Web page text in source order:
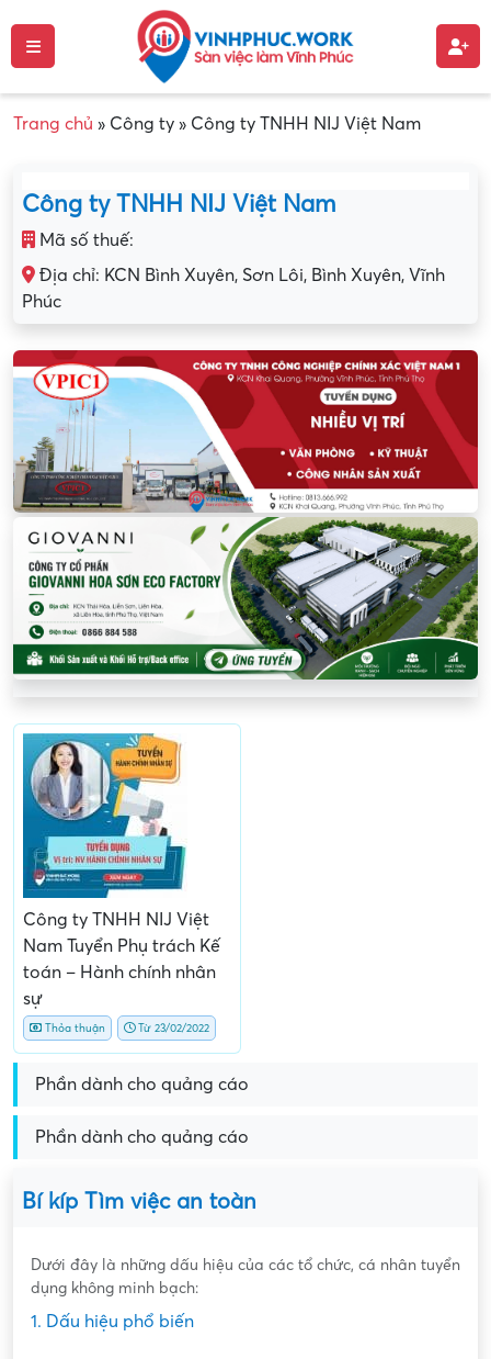
Trang chủ » Công ty » Công ty TNHH NIJ Việt Nam
Công ty TNHH NIJ Việt Nam
Mã số thuế:
Địa chỉ: KCN Bình Xuyên, Sơn Lôi, Bình Xuyên, Vĩnh
Phúc
Công ty TNHH NIJ Việt
Nam Tuyển Phụ trách Kế
toán – Hành chính nhân
sự
Thỏa thuận Từ 23/02/2022
Phần dành cho quảng cáo
Phần dành cho quảng cáo
Bí kíp Tìm việc an toàn
Dưới đây là những dấu hiệu của các tổ chức, cá nhân tuyển
dụng không minh bạch:
1. Dấu hiệu phổ biến